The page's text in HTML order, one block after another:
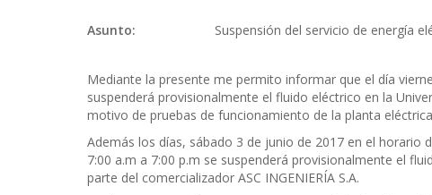
Asunto: Suspensión del servicio de energía
Mediante la presente me permito informar que el día
suspenderá provisionalmente el fluido eléctrico en la
motivo de pruebas de funcionamiento de la planta
Además los días, sábado 3 de junio de 2017 en el horario
7:00 a.m a 7:00 p.m se suspenderá provisionalmente el
parte del comercializador ASC INGENIERÍA S.A.